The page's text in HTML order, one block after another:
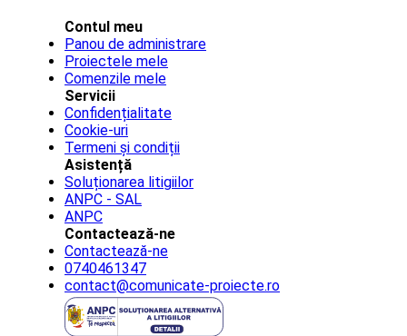
Contul meu
Panou de administrare
Proiectele mele
Comenzile mele
Servicii
Confidențialitate
Cookie-uri
Termeni și condiții
Asistență
Soluționarea litigiilor
ANPC - SAL
ANPC
Contactează-ne
Contactează-ne
0740461347
contact@comunicate-proiecte.ro